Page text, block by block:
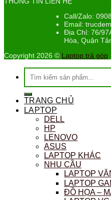
Call/Zalo:
Email:
Địa Chỉ: 76/
Hòa, Quận
Copyright 2026 © Laptop trả góp
Tìm
kiếm:
TRANG CHỦ
LAPTOP
DELL
HP
LENOVO
ASUS
LAPTOP KHÁC
NHU CẦU
LAPTOP
LAPTOP
ĐỒ HỌA –